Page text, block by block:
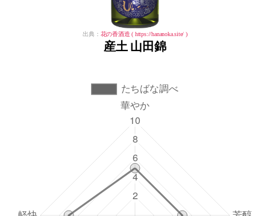
出典： 花の香酒造 ( https://hananoka.site/ )
産土 山田錦